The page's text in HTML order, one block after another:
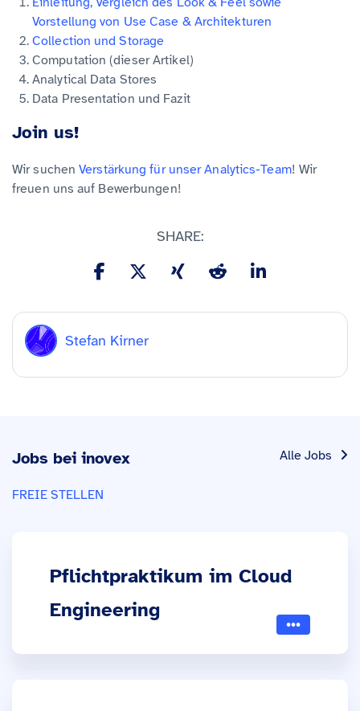
Vorstellung von Use Case & Architekturen
Collection und Storage
Computation (dieser Artikel)
Analytical Data Stores
Data Presentation und Fazit
Join us!
Wir suchenVerstärkung für unser Analytics-Team! Wir
freuen uns auf Bewerbungen!
SHARE:
Stefan Kirner
Alle Jobs
Jobs bei inovex
FREIE STELLEN
Pflichtpraktikum im Cloud
Engineering